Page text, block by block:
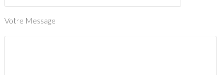
Votre Message